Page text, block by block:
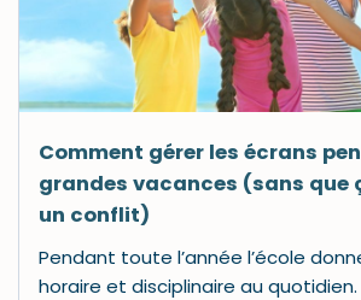
Comment gérer les écrans
grandes vacances (sans que
un conflit)
Pendant toute l’année l’école
horaire et disciplinaire au